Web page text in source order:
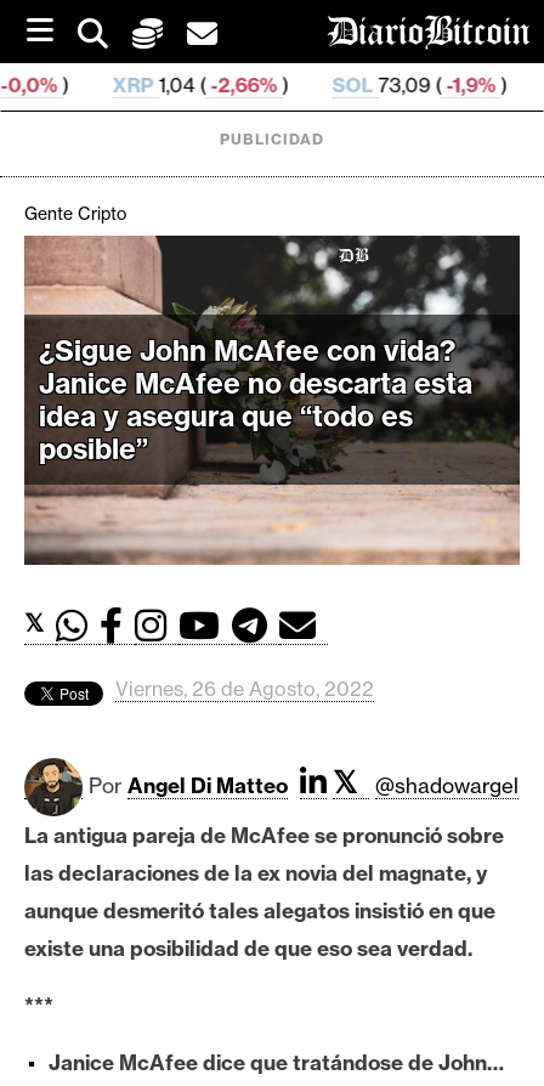
i
p
t
o
1,04 (-2,66%) SOL73,09 ( -1,9%) TRX0,326 765
C
r
p
t
o
M
e
c
o
i
c
o
i
t
PUBLICIDAD
Gente Cripto
¿Sigue John McAfee con vida?
Janice McAfee no descarta esta
idea y asegura que “todo es
posible”
𝕏
Viernes, 26 de Agosto, 2022
Por Angel Di Matteo 𝕏
@shadowargel
La antigua pareja de McAfee se pronunció sobre
las declaraciones de la ex novia del magnate, y
aunque desmeritó tales alegatos insistió en que
existe una posibilidad de que eso sea verdad.
***
Janice McAfee dice que tratándose de John…